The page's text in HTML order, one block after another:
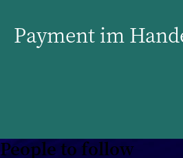
Payment im
People to follow